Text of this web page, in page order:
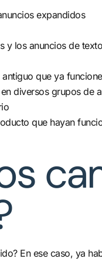
expandidos
y los anuncios de
que ya
diversos grupos de
que hayan
En ese caso, ya